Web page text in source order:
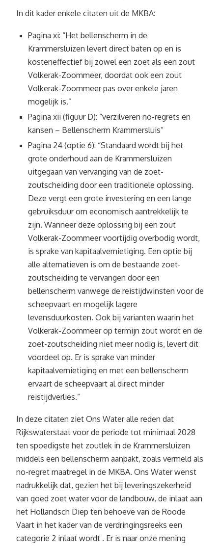
In dit kader enkele citaten uit de MKBA:
Pagina xi: “Het bellenscherm in de
Krammersluizen levert direct baten op en is
kosteneffectief bij zowel een zoet als een zout
Volkerak-Zoommeer, doordat ook een zout
Volkerak-Zoommeer pas over enkele jaren
mogelijk is.”
Pagina xii (figuur D): “verzilveren no-regrets en
kansen – Bellenscherm Krammersluis”
Pagina 24 (optie 6): “Standaard wordt bij het
grote onderhoud aan de Krammersluizen
uitgegaan van vervanging van de zoet-
zoutscheiding door een traditionele oplossing.
Deze vergt een grote investering en een lange
gebruiksduur om economisch aantrekkelijk te
zijn. Wanneer deze oplossing bij een zout
Volkerak-Zoommeer voortijdig overbodig wordt,
is sprake van kapitaalvernietiging. Een optie bij
alle alternatieven is om de bestaande zoet-
zoutscheiding te vervangen door een
bellenscherm vanwege de reistijdwinsten voor de
scheepvaart en mogelijk lagere
levensduurkosten. Ook bij varianten waarin het
Volkerak-Zoommeer op termijn zout wordt en de
zoet-zoutscheiding niet meer nodig is, levert dit
voordeel op. Er is sprake van minder
kapitaalvernietiging en met een bellenscherm
ervaart de scheepvaart al direct minder
reistijdverlies.”
In deze citaten ziet Ons Water alle reden dat
Rijkswaterstaat voor de periode tot minimaal 2028
ten spoedigste het zoutlek in de Krammersluizen
middels een bellenscherm aanpakt, zoals vermeld als
no-regret maatregel in de MKBA. Ons Water wenst
nadrukkelijk dat, gezien het bij leveringszekerheid
van goed zoet water voor de landbouw, de inlaat aan
het Hollandsch Diep ten behoeve van de Roode
Vaart in het kader van de verdringingsreeks een
categorie 2 inlaat wordt . Er is naar onze mening